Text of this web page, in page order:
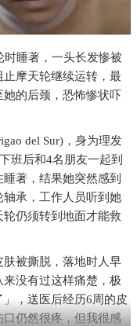
睡著，一头长发惨被
摩天轮继续运转，最
的后颈，恐怖惨状吓
del Sur)，身为理发
班后和4名朋友一起到
著，结果她突然感到
承，工作人员听到她
仍须转到地面才能救
被撕脱，落地时人早
没有过这样痛楚，极
，送医后经历6周的皮
仍然很疼，但我很感